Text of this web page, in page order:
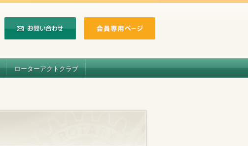
ローターアクトクラブ